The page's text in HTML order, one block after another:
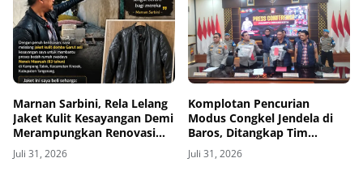
Marnan Sarbini, Rela Lelang
Jaket Kulit Kesayangan Demi
Merampungkan Renovasi
Rumah Nenek Masru'ah di
Desa Talok Kresek,
Juli 31, 2026
Komplotan Pencurian
Modus Congkel Jendela di
Baros, Ditangkap Tim
Satreskrim Polresta Serang
Kota
Juli 31, 2026